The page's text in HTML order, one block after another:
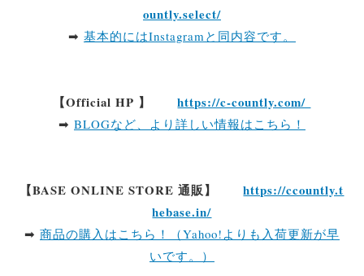
ountly.select/
➡ 基本的にはInstagramと同内容です。
【Official HP 】https://c-countly.com/
➡ BLOGなど、より詳しい情報はこちら！
【BASE ONLINE STORE 通販】https://ccountly.t
hebase.in/
➡ 商品の購入はこちら！（Yahoo!よりも入荷更新が早
いです。）